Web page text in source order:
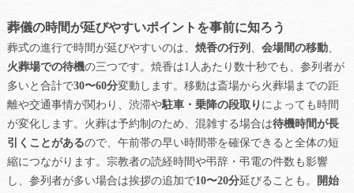
葬儀の時間が延びやすいポイントを事前に知ろう
葬式の進行で時間が延びやすいのは、 焼香の行列 、 会場間の移動、
火葬場での待機の三つです。焼香は1人あたり数十秒でも、参列者が
多いと合計で30〜60分変動します。移動は斎場から火葬場までの距
離や交通事情が関わり、渋滞や駐車・乗降の段取り によっても時間
が変化します。火葬は予約制のため、混雑する場合は待機時間が長
引くことがあるので、午前帯の早い時間帯を確保できると全体の短
縮につながります。宗教者の読経時間や弔辞・弔電の件数も影響
し、参列者が多い場合は挨拶の追加で10〜20分延びることも。
開始